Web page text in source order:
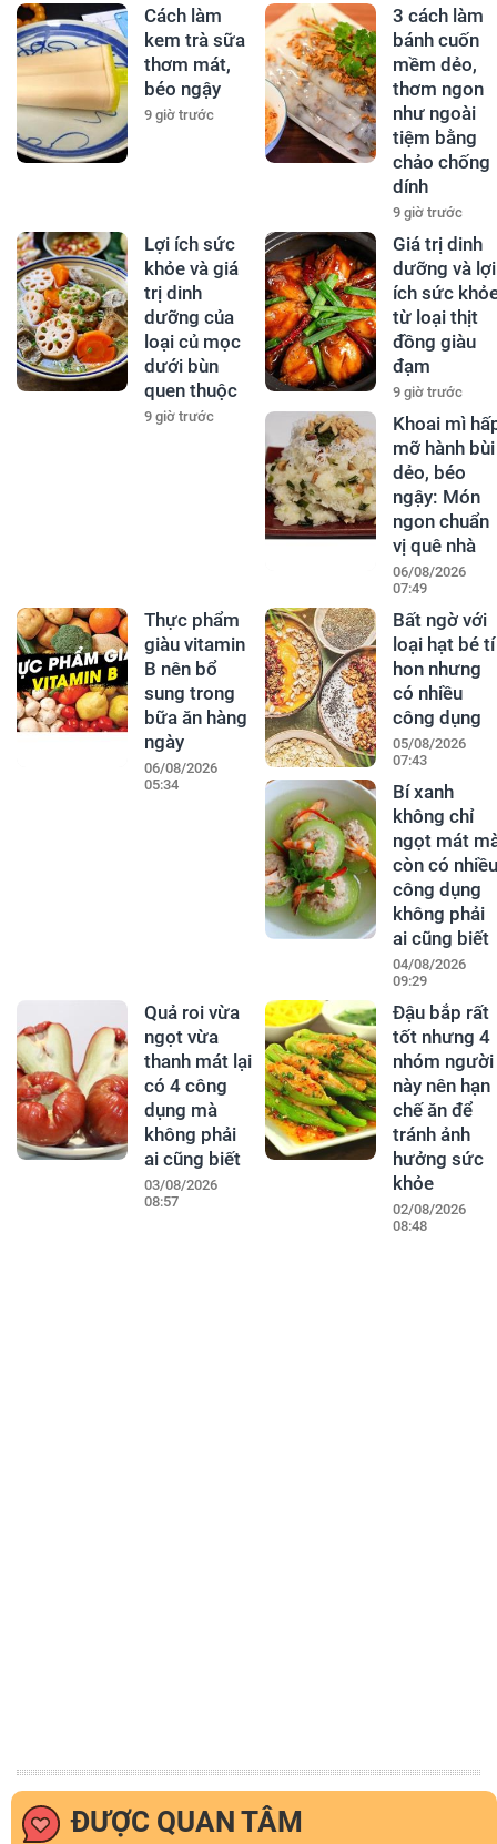
Cách làm
kem trà sữa
thơm mát,
béo ngậy
9 giờ trước
3 cách làm
bánh cuốn
mềm dẻo,
thơm ngon
như ngoài
tiệm bằng
chảo chống
dính
9 giờ trước
Lợi ích sức
khỏe và giá
trị dinh
dưỡng của
loại củ mọc
dưới bùn
quen thuộc
9 giờ trước
Giá trị dinh
dưỡng và lợi
ích sức
từ loại thịt
đồng giàu
đạm
9 giờ trước
Khoai mì
mỡ hành bùi
dẻo, béo
ngậy: Món
ngon chuẩn
vị quê nhà
06/08/2026
07:49
Thực phẩm
giàu vitamin
B nên bổ
sung trong
bữa ăn hàng
ngày
06/08/2026
05:34
Bất ngờ với
loại hạt bé tí
hon nhưng
có nhiều
công dụng
05/08/2026
07:43
Bí xanh
không chỉ
ngọt mát
còn có nhiều
công dụng
không phải
ai cũng biết
04/08/2026
09:29
Quả roi vừa
ngọt vừa
thanh mát lại
có 4 công
dụng mà
không phải
ai cũng biết
03/08/2026
08:57
Đậu bắp rất
tốt nhưng 4
nhóm người
này nên hạn
chế ăn để
tránh ảnh
hưởng sức
khỏe
02/08/2026
08:48
ĐƯỢC QUAN TÂM